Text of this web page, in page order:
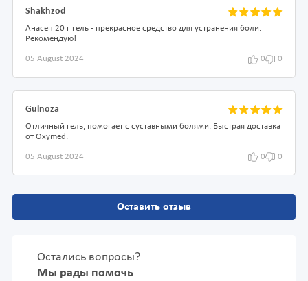
Shakhzod
Анасеп 20 г гель - прекрасное средство для устранения боли.
Рекомендую!
05 August 2024 0 0
Gulnoza
Отличный гель, помогает с суставными болями. Быстрая доставка
от Oxymed.
05 August 2024 0 0
Оставить отзыв
Остались вопросы?
Мы рады помочь